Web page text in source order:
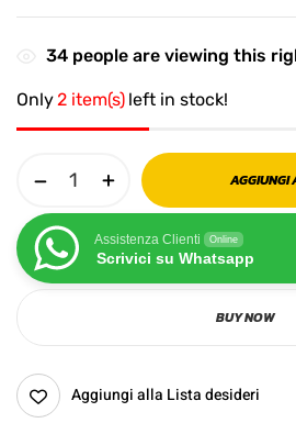
34 people are viewing this
Only2 item(s) left in stock!
AGGIUNGI
Assistenza Clienti Online
Scrivici su Whatsapp
BUY NOW
Aggiungi alla Lista desideri